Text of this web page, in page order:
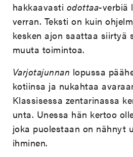
hakkaavasti odottaa-verbiä
verran. Teksti on kuin
kesken ajon saattaa siirtyä
muuta toimintoa.
Varjotajunnan lopussa
kotiinsa ja nukahtaa
Klassisessa zentarinassa
unta. Unessa hän kertoo
joka puolestaan on nähnyt
ihminen.